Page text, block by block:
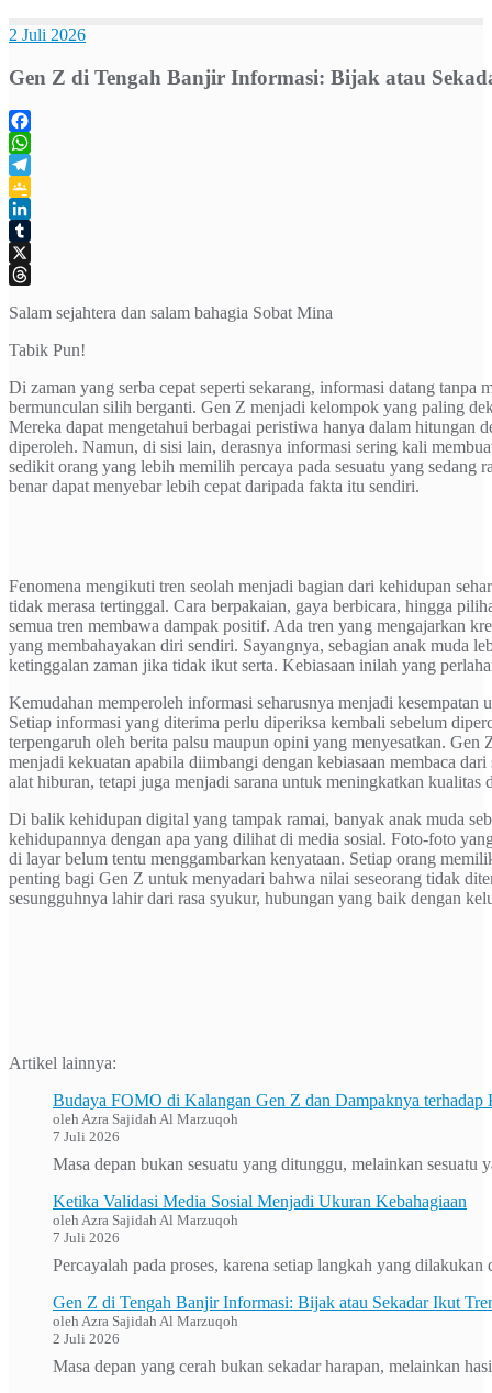
2 Juli 2026
Gen Z di Tengah Banjir Informasi: Bijak atau
Facebook
WhatsApp
Telegram
Google
Classroom
LinkedIn
Tumblr
X
Salam sejahtera dan salam bahagia Sobat Mina
Tabik Pun!
Di zaman yang serba cepat seperti sekarang, informasi datang
bermunculan silih berganti. Gen Z menjadi kelompok yang paling
Mereka dapat mengetahui berbagai peristiwa hanya dalam hitungan
diperoleh. Namun, di sisi lain, derasnya informasi sering kali
sedikit orang yang lebih memilih percaya pada sesuatu yang
benar dapat menyebar lebih cepat daripada fakta itu sendiri.
Fenomena mengikuti tren seolah menjadi bagian dari kehidupan
tidak merasa tertinggal. Cara berpakaian, gaya berbicara, hingga
semua tren membawa dampak positif. Ada tren yang mengajarkan
yang membahayakan diri sendiri. Sayangnya, sebagian anak muda
ketinggalan zaman jika tidak ikut serta. Kebiasaan inilah yang
Kemudahan memperoleh informasi seharusnya menjadi
Setiap informasi yang diterima perlu diperiksa kembali sebelum
terpengaruh oleh berita palsu maupun opini yang menyesatkan.
menjadi kekuatan apabila diimbangi dengan kebiasaan membaca
alat hiburan, tetapi juga menjadi sarana untuk meningkatkan kualitas
Di balik kehidupan digital yang tampak ramai, banyak anak muda
kehidupannya dengan apa yang dilihat di media sosial. Foto-foto
di layar belum tentu menggambarkan kenyataan. Setiap orang
penting bagi Gen Z untuk menyadari bahwa nilai seseorang tidak
sesungguhnya lahir dari rasa syukur, hubungan yang baik dengan
Artikel lainnya:
Budaya FOMO di Kalangan Gen Z dan Dampaknya terhadap
oleh Azra Sajidah Al Marzuqoh
7 Juli 2026
Masa depan bukan sesuatu yang ditunggu, melainkan sesuatu
Ketika Validasi Media Sosial Menjadi Ukuran Kebahagiaan
oleh Azra Sajidah Al Marzuqoh
7 Juli 2026
Percayalah pada proses, karena setiap langkah yang
Gen Z di Tengah Banjir Informasi: Bijak atau Sekadar Ikut
oleh Azra Sajidah Al Marzuqoh
2 Juli 2026
Masa depan yang cerah bukan sekadar harapan, melainkan